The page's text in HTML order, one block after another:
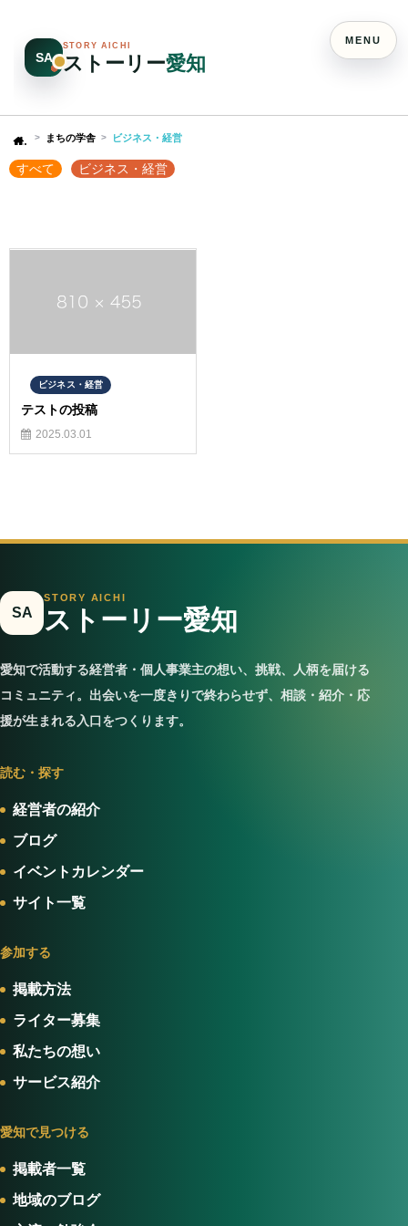
SA
STORY AICHI
ストーリー愛知
Home まちの学舎 ビジネス・経営
すべて ビジネス・経営
ビジネス・経営
テストの投稿
2025.03.01
SA
STORY AICHI
ストーリー愛知
愛知で活動する経営者・個人事業主の想い、挑戦、人柄を届ける
コミュニティ。出会いを一度きりで終わらせず、相談・紹介・応
援が生まれる入口をつくります。
読む・探す
経営者の紹介
ブログ
イベントカレンダー
サイト一覧
参加する
掲載方法
ライター募集
私たちの想い
サービス紹介
愛知で見つける
掲載者一覧
地域のブログ
MENU